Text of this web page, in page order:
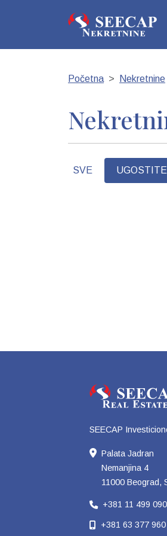
Početna Nekretnine
SVE
SEECAP
Palata Jadran
Nemanjina 4
11000 Beograd,
+381 11 499
+381 63 377 960